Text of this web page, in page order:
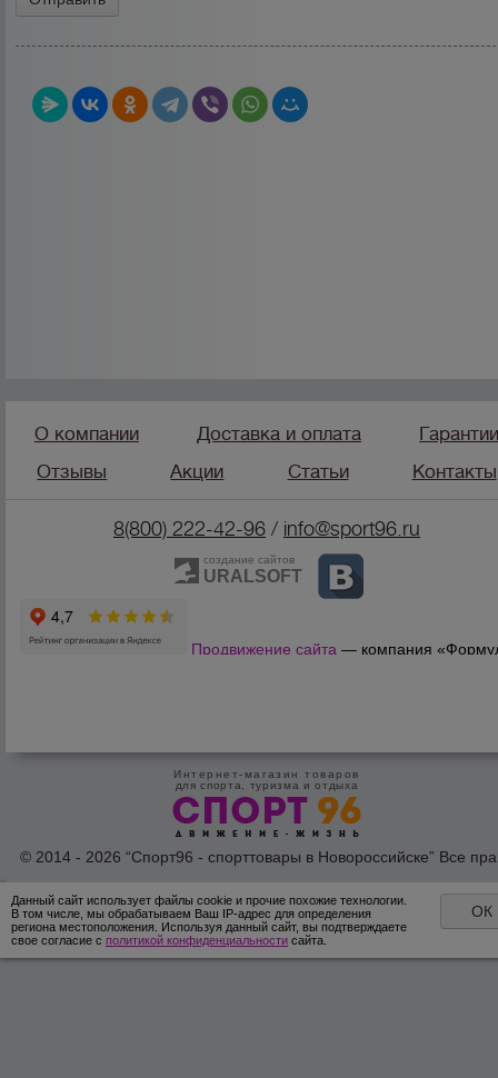
О компании Доставка и оплата
Отзывы
Акции Статьи Контакты
8(800) 222-42-96/ info@sport96.ru
создание сайтов
URALSOFT
Продвижение сайта — компания
Интернет-магазин товаров
для спорта, туризма и отдыха
© 2014 - 2026 “Спорт96 - спорттовары в Новороссийске” Все
Данный сайт использует файлы cookie и прочие похожие технологии.
В том числе, мы обрабатываем Ваш IP-адрес для определения
региона местоположения. Используя данный сайт, вы подтверждаете
свое согласие с политикой конфиденциальности сайта.
ОК